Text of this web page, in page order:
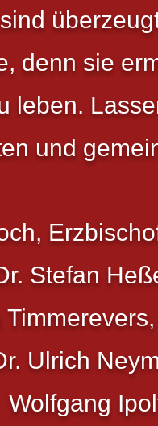
denn sie
leben.
und
Stefan
Ulrich
Wolfgang